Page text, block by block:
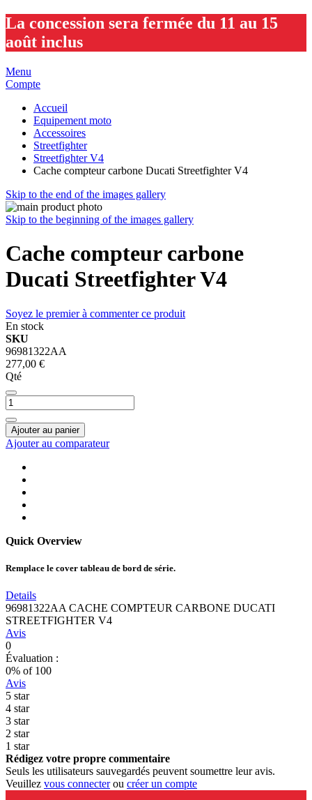
La concession sera fermée du 11 au 15
août inclus
Menu
Compte
Accueil
Equipement moto
Accessoires
Streetfighter
Streetfighter V4
Cache compteur carbone Ducati Streetfighter V4
Skip to the end of the images gallery
Skip to the beginning of the images gallery
Cache compteur carbone
Ducati Streetfighter V4
Soyez le premier à commenter ce produit
En stock
SKU
96981322AA
277,00 €
Qté
Ajouter au panier
Ajouter au comparateur
Quick Overview
Remplace le cover tableau de bord de série.
Details
96981322AA CACHE COMPTEUR CARBONE DUCATI
STREETFIGHTER V4
Avis
0
Évaluation :
0% of 100
Avis
5 star
4 star
3 star
2 star
1 star
Rédigez votre propre commentaire
Seuls les utilisateurs sauvegardés peuvent soumettre leur avis.
Veuillez vous connecterou créer un compte